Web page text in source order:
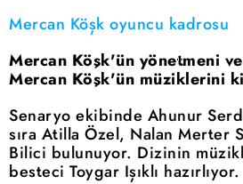
Mercan Köşk oyuncu kadrosu
Mercan Köşk'ün yönetmeni
Mercan Köşk'ün müziklerini
Senaryo ekibinde Ahunur
sıra Atilla Özel, Nalan Merter
Bilici bulunuyor. Dizinin
besteci Toygar Işıklı hazırlıyor.